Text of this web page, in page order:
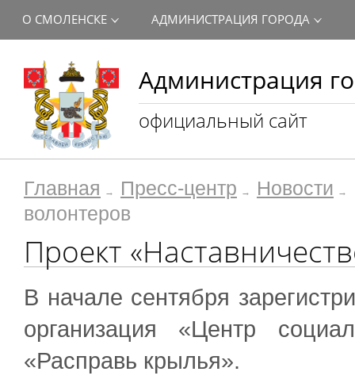
Администрация
официальный сайт
О СМОЛЕНСКЕ АДМИНИСТРАЦИЯ ГОРОДА
Главная Пресс-центр Новости
волонтеров
Проект
В начале сентября
организация «Центр
«Расправь крылья».